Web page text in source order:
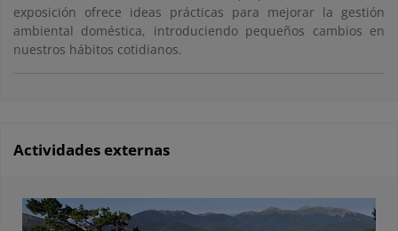
exposición ofrece ideas prácticas para mejorar la gestión
ambiental doméstica, introduciendo pequeños cambios en
nuestros hábitos cotidianos.
Actividades externas